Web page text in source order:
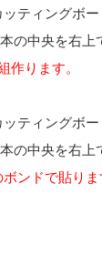
ティングボ
の中央を右上
作ります。
ティングボ
の中央を右上
ンドで貼りま